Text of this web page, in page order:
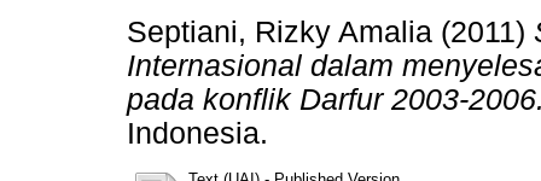
Septiani, Rizky Amalia (2011)
Internasional dalam
pada konflik Darfur 2003-
Indonesia.